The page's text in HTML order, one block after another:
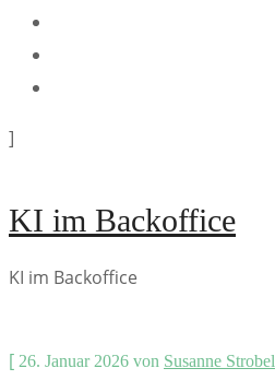
]
KI im Backoffice
KI im Backoffice
[ 26. Januar 2026 von Susanne Strobel